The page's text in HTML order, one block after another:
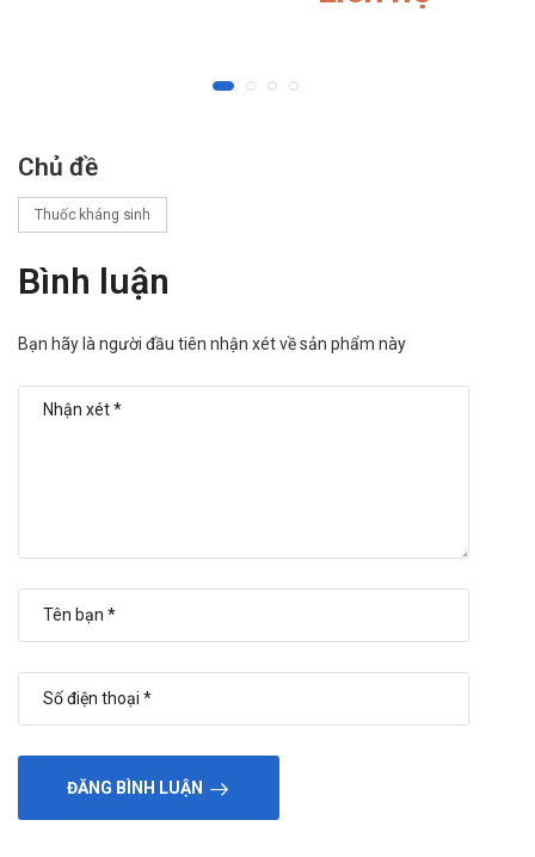
Cần hết sức thận trọng, nên tham khảo ý kiến bác sĩ
thai hoặc đang cho con bú.
Người lái xe, điều khiển và vận hành máy móc:
Chưa có báo cáo cụ thể về những ảnh hưởng của sản
phẩm đối với khả năng lái xe và vận hành máy móc. Tuy
nhiên, để đảm bảo an toàn bạn cần tham khảo ý kiến
Làm gì khi quá liều Chymotrypsin 4200IU
Medipharco?
Bảo quản
Bảo quản nơi khô ráo thoáng mát, tránh ánh sáng mặt trời
chiếu trực tiếp.
Nhiệt độ bảo quản thích hợp là dưới 30 độ C.
Để xa tầm tay của trẻ em.
Nhà sản xuất
Công Ty Cổ Phần Dược Trung Ương MEDIPHARCO -
Chủ đề
Thuốc kháng sinh
Bình luận
Bạn hãy là người đầu tiên nhận xét về sản phẩm này
ĐĂNG BÌNH LUẬN